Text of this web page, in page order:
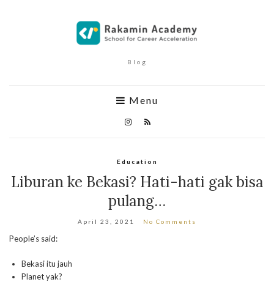
Blog
Menu
Education
Liburan ke Bekasi? Hati-hati gak bisa
pulang…
April 23, 2021 No Comments
People’s said:
Bekasi itu jauh
Planet yak?